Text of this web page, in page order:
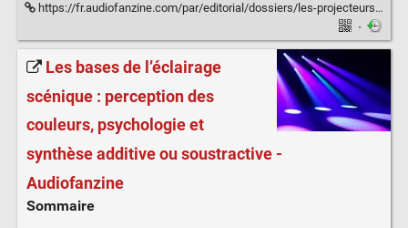
https://fr.audiofanzine.com/par/editorial/dossiers/les-projecteurs-traditionnels.html
·
Les bases de l’éclairage
scénique : perception des
couleurs, psychologie et
synthèse additive ou soustractive -
Audiofanzine
Sommaire